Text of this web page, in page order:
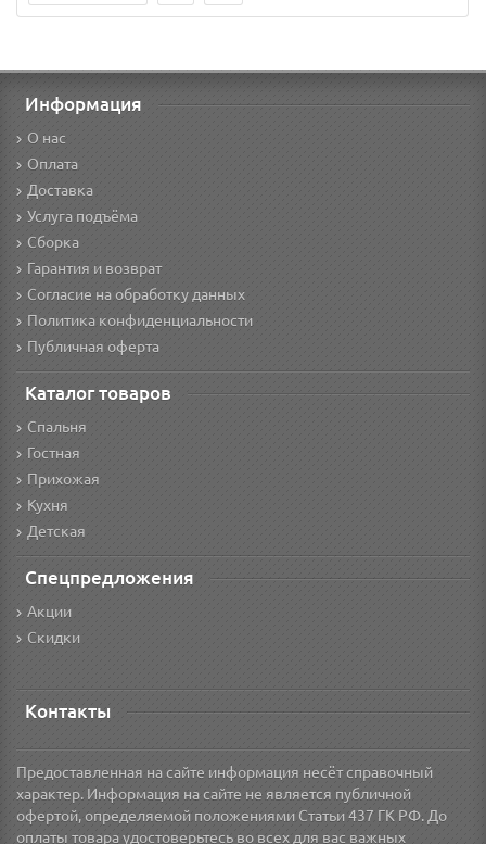
Информация
О нас
Оплата
Доставка
Услуга подъёма
Сборка
Гарантия и возврат
Согласие на обработку данных
Политика конфиденциальности
Публичная оферта
Каталог товаров
Спальня
Гостная
Прихожая
Кухня
Детская
Спецпредложения
Акции
Скидки
Контакты
Предоставленная на сайте информация несёт справочный
характер. Информация на сайте не является публичной
офертой, определяемой положениями Статьи 437 ГК РФ. До
оплаты товара удостоверьтесь во всех для вас важных